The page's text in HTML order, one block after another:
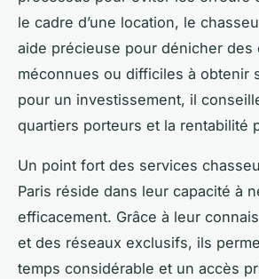
le cadre d’une location, le
aide précieuse pour dénicher des
méconnues ou difficiles à obtenir
pour un investissement, il
quartiers porteurs et la rentabilité
Un point fort des services
Paris réside dans leur capacité à
efficacement. Grâce à leur
et des réseaux exclusifs, ils
temps considérable et un accès